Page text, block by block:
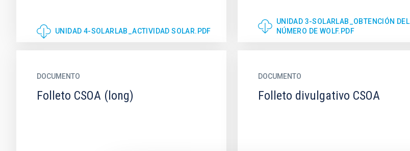
UNIDAD 4-SOLARLAB_ACTIVIDAD SOLAR.PDF
UNIDAD 3-SOLARLAB_OBTENCIÓN DEL
NÚMERO DE WOLF.PDF
DOCUMENTO
Folleto CSOA (long)
DOCUMENTO
Folleto divulgativo CSOA